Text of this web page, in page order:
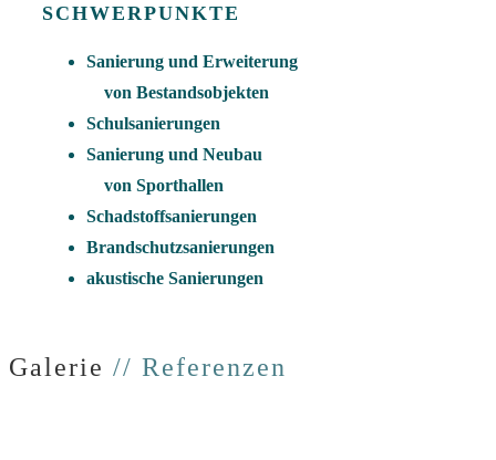
SCHWERPUNKTE
Sanierung und Erweiterung
von Bestandsobjekten
Schulsanierungen
Sanierung und Neubau
von Sporthallen
Schadstoffsanierungen
Brandschutzsanierungen
akustische Sanierungen
Galerie // Referenzen